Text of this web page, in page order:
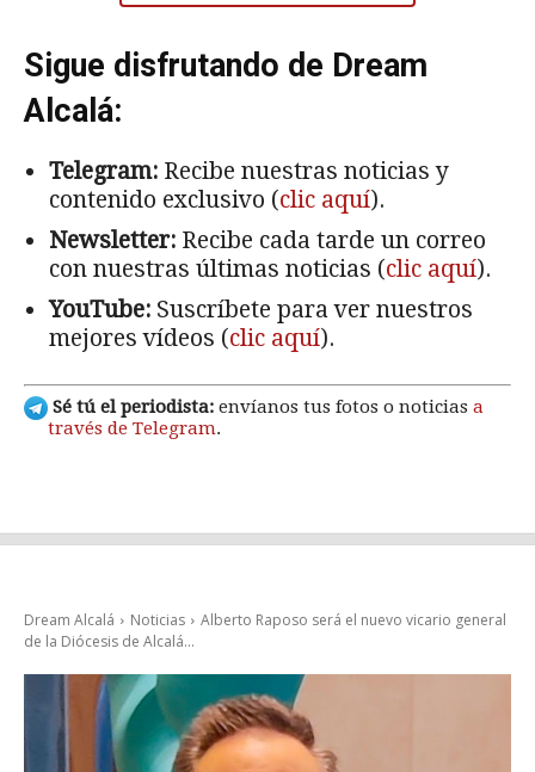
Sigue disfrutando de Dream
Alcalá:
Telegram: Recibe nuestras noticias y
contenido exclusivo (clic aquí).
Newsletter: Recibe cada tarde un correo
con nuestras últimas noticias (clic aquí).
YouTube: Suscríbete para ver nuestros
mejores vídeos (clic aquí).
Sé tú el periodista: envíanos tus fotos o noticias a
través de Telegram.